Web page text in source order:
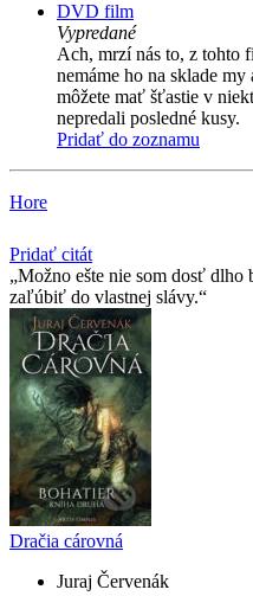
DVD film
Vypredané
Ach, mrzí nás to, z tohto
nemáme ho na sklade
môžete mať šťastie v
nepredali posledné kusy.
Pridať do zoznamu
Hore
Pridať citát
Možno ešte nie som dosť dlho
zaľúbiť do vlastnej slávy.
Dračia cárovná
Juraj Červenák